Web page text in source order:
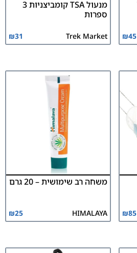
₪45
מנעול TSA קומביצניות 3
ספרות
Trek Market
₪31
₪85
משחה רב שימושית – 20 גרם
HIMALAYA
₪25